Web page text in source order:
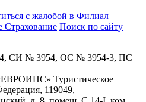
с жалобой в Филиал
Поиск по сайту
СИ № 3954, ОС № 3954-3, ПС
Туристическое
119049,